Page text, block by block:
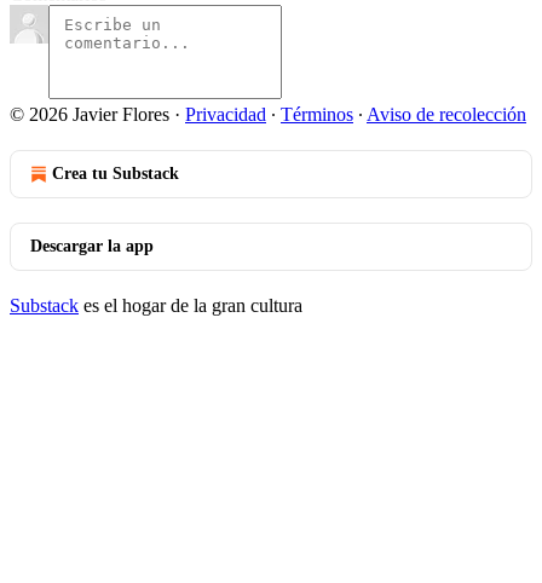
© 2026 Javier Flores · Privacidad ∙ Términos ∙ Aviso de recolección
Crea tu Substack
Descargar la app
Substack es el hogar de la gran cultura